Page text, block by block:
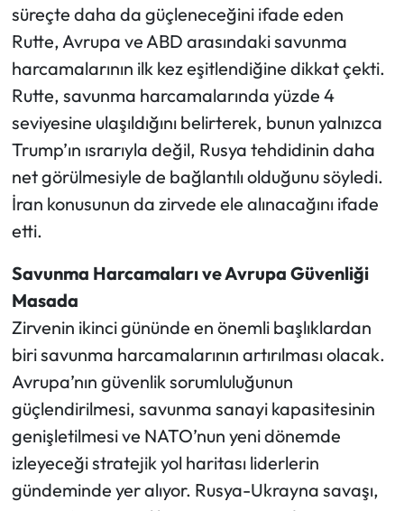
süreçte daha da güçleneceğini ifade eden
Rutte, Avrupa ve ABD arasındaki savunma
harcamalarının ilk kez eşitlendiğine dikkat çekti.
Rutte, savunma harcamalarında yüzde 4
seviyesine ulaşıldığını belirterek, bunun yalnızca
Trump’ın ısrarıyla değil, Rusya tehdidinin daha
net görülmesiyle de bağlantılı olduğunu söyledi.
İran konusunun da zirvede ele alınacağını ifade
etti.
Savunma Harcamaları ve Avrupa Güvenliği
Masada
Zirvenin ikinci gününde en önemli başlıklardan
biri savunma harcamalarının artırılması olacak.
Avrupa’nın güvenlik sorumluluğunun
güçlendirilmesi, savunma sanayi kapasitesinin
genişletilmesi ve NATO’nun yeni dönemde
izleyeceği stratejik yol haritası liderlerin
gündeminde yer alıyor. Rusya-Ukrayna savaşı,